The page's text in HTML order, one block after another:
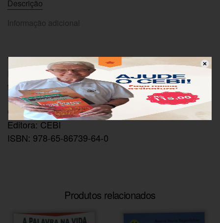
Descrição
Informação adicional
Thalita Rocha de Oliveira é mestre em Ciências das
Religiões (FUV), teóloga (FUV), graduanda em
filosofia (UCB) e biblista popular pelo CEBI-MG.
Código: PNV422
Editora: CEBI
ISBN: 978-65-86739-64-0
Produtos relacionados